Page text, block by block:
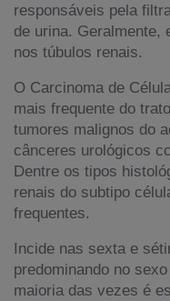
responsáveis pela
de urina. Geralmente,
nos túbulos renais.
O Carcinoma de
mais frequente do
tumores malignos do
cânceres urológicos
Dentre os tipos
renais do subtipo
frequentes.
Incide nas sexta e
predominando no
maioria das vezes é